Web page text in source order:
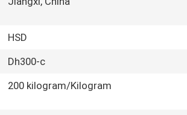
HSD
Dh300-c
200 kilogram/Kilogram